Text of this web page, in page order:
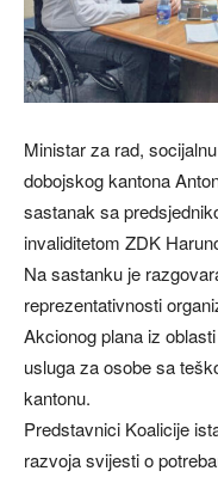
Ministar za rad,
dobojskog kantona
sastanak sa
invaliditetom ZDK
Na sastanku je
reprezentativnosti
Akcionog plana iz
usluga za osobe sa
kantonu.
Predstavnici Koalicije
razvoja svijesti o